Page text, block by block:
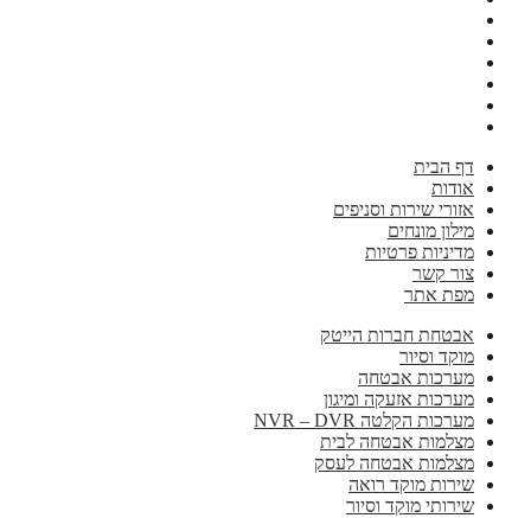
דף הבית
אודות
אזורי שירות וסניפים
מילון מונחים
מדיניות פרטיות
צור קשר
מפת אתר
אבטחת חברות הייטק
מוקד וסיור
מערכות אבטחה
מערכות אזעקה ומיגון
מערכות הקלטה NVR – DVR
מצלמות אבטחה לבית
מצלמות אבטחה לעסק
שירות מוקד רואה
שירותי מוקד וסיור